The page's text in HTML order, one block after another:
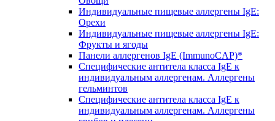
Индивидуальные пищевые аллергены IgE:
Орехи
Индивидуальные пищевые аллергены IgE:
Фрукты и ягоды
Панели аллергенов IgE (ImmunoCAP)*
Специфические антитела класса IgE к
индивидуальным аллергенам. Аллергены
гельминтов
Специфические антитела класса IgE к
индивидуальным аллергенам. Аллергены